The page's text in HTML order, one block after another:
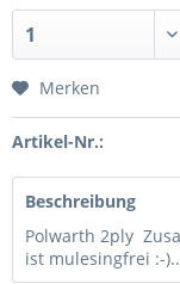
Merken
Artikel-Nr.:
Beschreibung
Polwarth 2ply
ist mulesingfrei :-